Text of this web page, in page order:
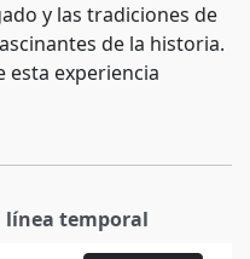
y las tradiciones de
de la historia.
esta experiencia
línea temporal